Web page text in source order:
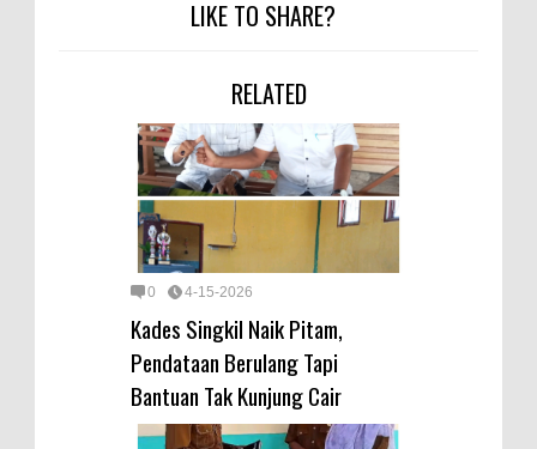
LIKE TO SHARE?
RELATED
0 4-15-2026
Kades Singkil Naik Pitam,
Pendataan Berulang Tapi
Bantuan Tak Kunjung Cair